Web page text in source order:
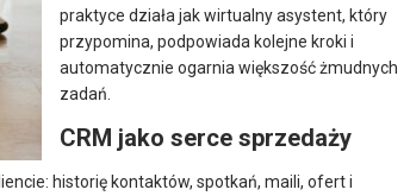
praktyce działa jak wirtualny asystent, który
przypomina, podpowiada kolejne kroki i
automatycznie ogarnia większość żmudnych
zadań.​
CRM jako serce sprzedaży
historię kontaktów, spotkań, maili, ofert i